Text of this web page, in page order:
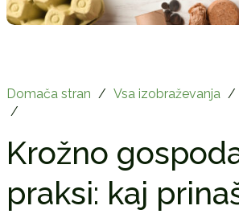
Domača stran / Vsa izobraževanja /
/
Krožno
praksi: kaj